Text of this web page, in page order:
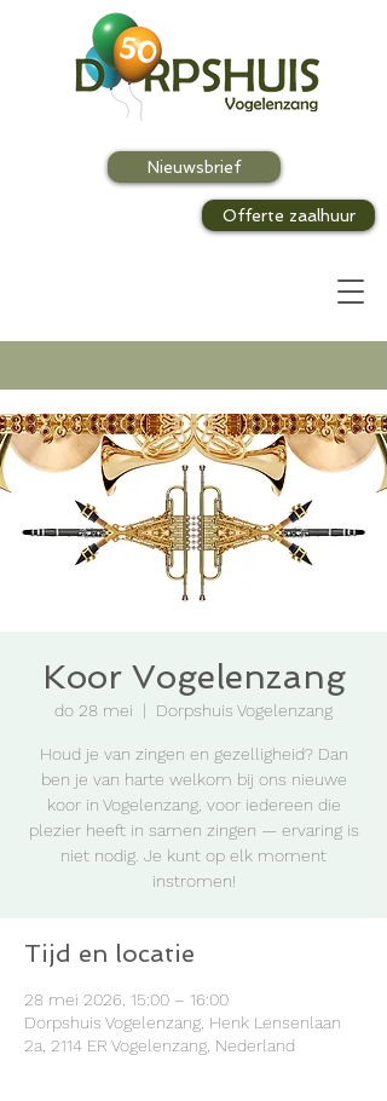
Offerte zaalhuur
Nieuwsbrief
Koor Vogelenzang
do 28 mei
  |
Dorpshuis Vogelenzang
Houd je van zingen en gezelligheid? Dan
ben je van harte welkom bij ons nieuwe
koor in Vogelenzang, voor iedereen die
plezier heeft in samen zingen — ervaring is
niet nodig. Je kunt op elk moment
instromen!
Tijd en locatie
28 mei 2026, 15:00 – 16:00
Dorpshuis Vogelenzang, Henk Lensenlaan
2a, 2114 ER Vogelenzang, Nederland